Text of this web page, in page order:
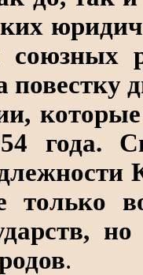
повестку
года.
только
.